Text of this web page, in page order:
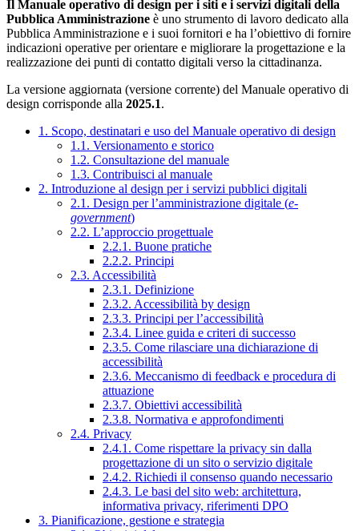
Il Manuale operativo di design per i siti e i servizi digitali della
Pubblica Amministrazione è uno strumento di lavoro dedicato alla
Pubblica Amministrazione e i suoi fornitori e ha l’obiettivo di fornire
indicazioni operative per orientare e migliorare la progettazione e la
realizzazione dei punti di contatto digitali verso la cittadinanza.
La versione aggiornata (versione corrente) del Manuale operativo di
design corrisponde alla 2025.1.
1. Scopo, destinatari e uso del Manuale operativo di design
1.1. Versionamento e storico
1.2. Consultazione del manuale
1.3. Contribuisci al manuale
2. Introduzione al design per i servizi pubblici digitali
2.1. Design per l’amministrazione digitale (e-
government)
2.2. L’approccio progettuale
2.2.1. Buone pratiche
2.2.2. Principi
2.3. Accessibilità
2.3.1. Definizione
2.3.2. Accessibilità by design
2.3.3. Principi per l’accessibilità
2.3.4. Linee guida e criteri di successo
2.3.5. Come rilasciare una dichiarazione di
accessibilità
2.3.6. Meccanismo di feedback e procedura di
attuazione
2.3.7. Obiettivi accessibilità
2.3.8. Normativa e approfondimenti
2.4. Privacy
2.4.1. Come rispettare la privacy sin dalla
progettazione di un sito o servizio digitale
2.4.2. Richiedi il consenso quando necessario
2.4.3. Le basi del sito web: architettura,
informativa privacy, riferimenti DPO
3. Pianificazione, gestione e strategia